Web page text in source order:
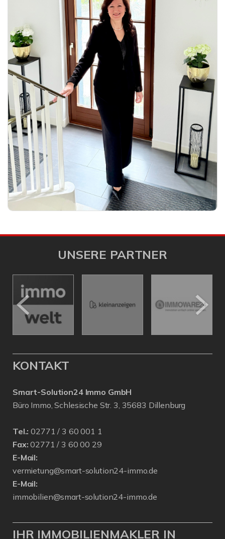
UNSERE PARTNER
KONTAKT
Smart-Solution24 Immo GmbH
Büro Immo, Schlesische Str. 3, 35683 Dillenburg
Tel.: 02771 / 3 60 001 1
Fax: 02771 / 3 60 00 29
E-Mail:
vermietung@smart-solution24-immo.de
E-Mail:
immobilien@smart-solution24-immo.de
IHR IMMOBILIENMAKLER IN